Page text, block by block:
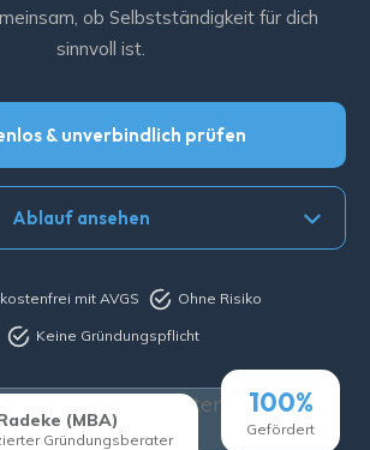
ob Selbstständigkeit für dich
sinnvoll ist.
& unverbindlich prüfen
Ablauf ansehen
Keine Gründungspflicht
Ohne Risiko
kostenfrei mit AVGS
100%
Gefördert
(MBA)
Gründungsberater